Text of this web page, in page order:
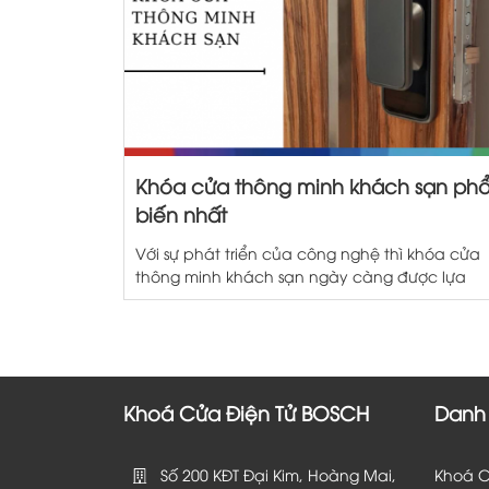
Khóa cửa thông minh khách sạn
biến nhất
Với sự phát triển của công nghệ thì khóa cửa
thông minh khách sạn ngày càng được lựa
chọn phổ biến. Các sản phẩm có thiết kế
Khoá Cửa Điện Tử BOSCH
Số 200 KĐT Đại Kim, Hoàng Mai,
Khoá